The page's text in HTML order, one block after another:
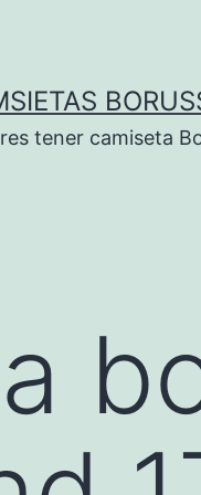
tener camiseta